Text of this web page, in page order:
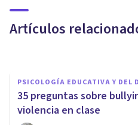
Artículos
común
PSICOLOGÍA EDUCATIVA Y DEL
35 preguntas sobre
violencia en clase